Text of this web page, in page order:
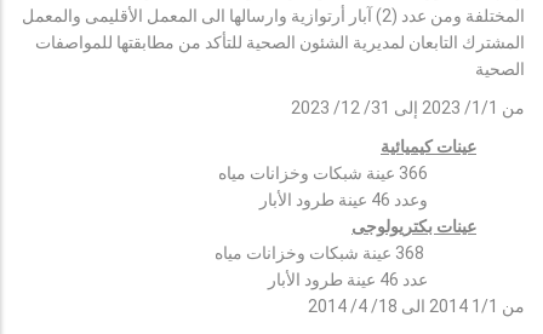
المختلفة ومن عدد (2) آبار أرتوازية وارسالها الى المعمل الأقليمى والمعمل
المشترك التابعان لمديرية الشئون الصحية للتأكد من مطابقتها للمواصفات
الصحية
من 1/1/ 2023 إلى 31/ 12/ 2023
عينات كيميائية
366 عينة شبكات وخزانات مياه
وعدد 46 عينة طرود الأبار
عينات بكتريولوجى
عدد 46 عينة طرود الأبار
من 1/1 2014 الى 18/ 4/ 2014